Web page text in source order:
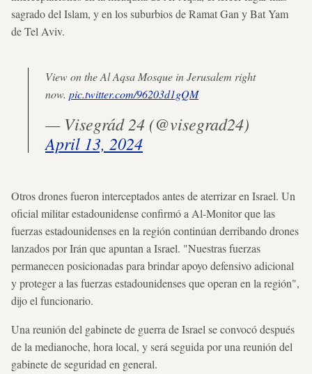
sagrado del Islam, y en los suburbios de Ramat Gan y Bat Yam
de Tel Aviv.
View on the Al Aqsa Mosque in Jerusalem right
now. pic.twitter.com/96203d1gQM
— Visegrád 24 (@visegrad24)
April 13, 2024
Otros drones fueron interceptados antes de aterrizar en Israel. Un
oficial militar estadounidense confirmó a Al-Monitor que las
fuerzas estadounidenses en la región continúan derribando drones
lanzados por Irán que apuntan a Israel. "Nuestras fuerzas
permanecen posicionadas para brindar apoyo defensivo adicional
y proteger a las fuerzas estadounidenses que operan en la región",
dijo el funcionario.
Una reunión del gabinete de guerra de Israel se convocó después
de la medianoche, hora local, y será seguida por una reunión del
gabinete de seguridad en general.